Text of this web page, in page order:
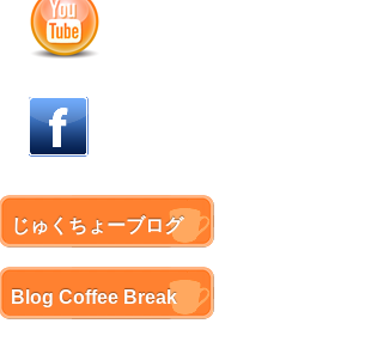
じゅくちょーブログ
Blog Coffee Break